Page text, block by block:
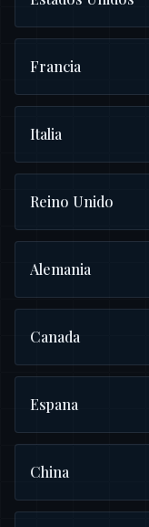
Francia
Italia
Reino Unido
Alemania
Canada
Espana
China